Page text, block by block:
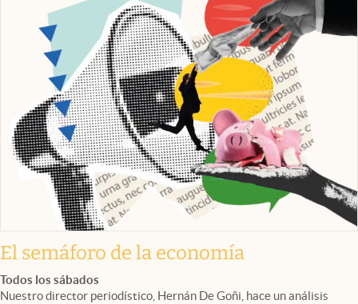
El semáforo de la economía
Todos los sábados
Nuestro director periodístico, Hernán De Goñi, hace un análisis